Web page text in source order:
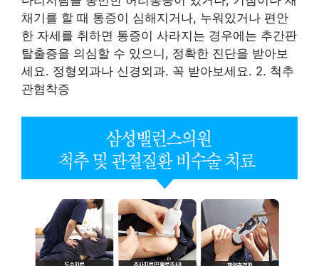
채기를 할 때 통증이 심해지거나, 누워있거나 편안
한 자세를 취하면 통증이 사라지는 경우에는 추간판
탈출증을 의심할 수 있으니, 정확한 진단을 받아보
세요. 정형외과나 신경외과. 꼭 받아보세요. 2. 척추
관협착증